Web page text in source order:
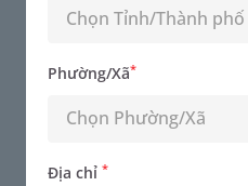
Chuyên khoa -
Chọn Tỉnh/Thành phố
Phường/Xã*
Chọn Phường/Xã
Địa chỉ *